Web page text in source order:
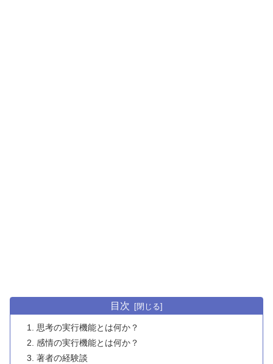
目次
思考の実行機能とは何か？
感情の実行機能とは何か？
著者の経験談